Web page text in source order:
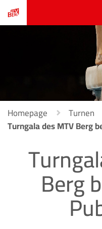
Homepage
Turnen
Turngala des MTV Berg
Berg